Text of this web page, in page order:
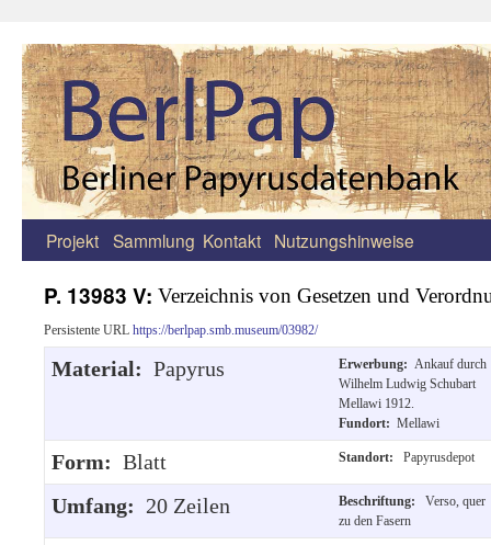
Zum
springen
Projekt Sammlung Kontakt Nutzungshinweise
P. 13983 V: Verzeichnis von Gesetzen und
Persistente URL https://berlpap.smb.museum/03982/
Material: Papyrus Erwerbung: Ankauf durch
Wilhelm Ludwig Schubart
Mellawi 1912.
Fundort: Mellawi
Form: Blatt Standort: Papyrusdepot
Umfang: 20 Zeilen Beschriftung:
Verso, quer
zu den Fasern